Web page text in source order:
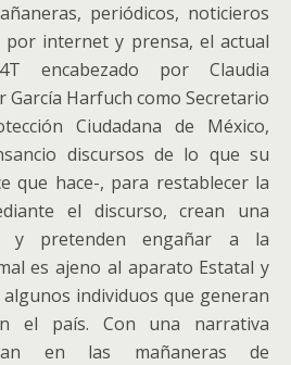
periódicos, noticieros
internet y prensa, el actual
encabezado por Claudia
García Harfuch como Secretario
Ciudadana de México,
discursos de lo que su
que hace-, para restablecer la
el discurso, crean una
y pretenden engañar a la
es ajeno al aparato Estatal y
individuos que generan
el país. Con una narrativa
en las mañaneras de